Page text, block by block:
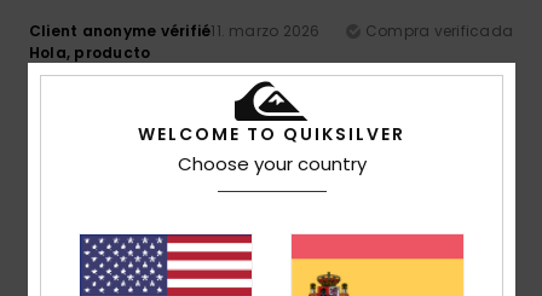
Client anonyme vérifié11. marzo 2026
Compra verificada
Hola, producto
Mostrar original - Français
Relación calidad-precio
/5
5 /5
WELCOME TO QUIKSILVER
Choose your country